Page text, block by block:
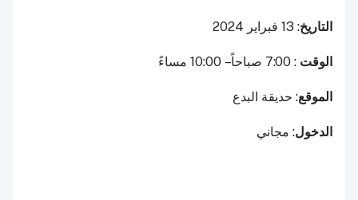
التاريخ: 13 فبراير 2024
الوقت : 7:00 صباحاً – 10:00 مساءً
الموقع: حديقة البدع
الدخول: مجاني